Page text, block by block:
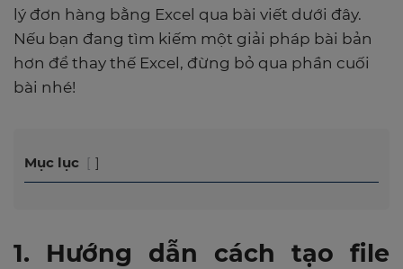
lý đơn hàng bằng Excel qua bài viết dưới đây.
Nếu bạn đang tìm kiếm một giải pháp bài bản
hơn để thay thế Excel, đừng bỏ qua phần cuối
bài nhé!
Mục lục
1. Hướng dẫn cách tạo file